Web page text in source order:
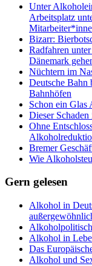
Unter
Arbeitsplatz
Bizarr:
Radfahren
Dänemark
Nüchtern im
Deutsche Bahn
Bahnhöfen
Schon ein Glas
Dieser
Ohne
Bremer
Wie
Gern gelesen
Alkohol in
Alkohol in
Das
Alkohol und